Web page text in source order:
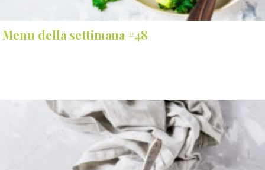
Menu della settimana #48